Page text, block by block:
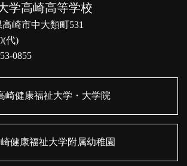
学高崎高等学校
崎市中大類町531
代)
0855
崎健康福祉大学・大学院
健康福祉大学附属幼稚園